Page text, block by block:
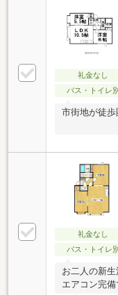
礼金なし
バス・トイレ別
市街地が徒歩
礼金なし
バス・トイレ別
お二人の新
エアコン完備